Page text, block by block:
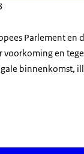
Parlement en
en
binnenkomst,